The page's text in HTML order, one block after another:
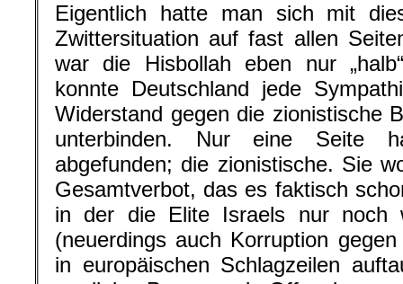
Eigentlich hatte man sich mit
Zwittersituation auf fast allen
war die Hisbollah eben nur
konnte Deutschland jede
Widerstand gegen die zionistische
unterbinden. Nur eine Seite
abgefunden; die zionistische. Sie
Gesamtverbot, das es faktisch
in der die Elite Israels nur noch
(neuerdings auch Korruption
in europäischen Schlagzeilen